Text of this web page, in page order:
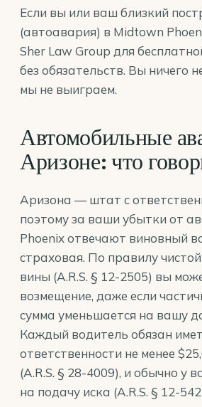
Если вы или ваш близкий
(автоавария) в Midtown
Sher Law Group для
без обязательств. Вы ничего
мы не выиграем.
Автомобильные
Аризоне: что
Аризона — штат с
поэтому за ваши убытки от
Phoenix отвечают виновный
страховая. По правилу
вины (A.R.S. § 12-2505) вы
возмещение, даже если
сумма уменьшается на вашу
Каждый водитель обязан
ответственности не менее
(A.R.S. § 28-4009), и обычно у
на подачу иска (A.R.S. § 12-542